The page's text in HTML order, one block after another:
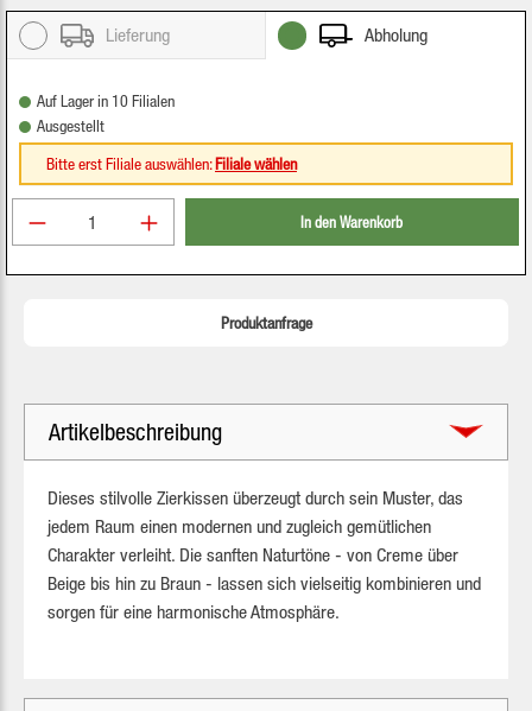
Lieferung Abholung
Auf Lager in 10 Filialen
Ausgestellt
Bitte erst Filiale auswählen:Filiale wählen
Produkt Anzahl: Gib den gewünschten Wert ein
In den Warenkorb
Produktanfrage
Artikelbeschreibung
Dieses stilvolle Zierkissen überzeugt durch sein Muster, das
jedem Raum einen modernen und zugleich gemütlichen
Charakter verleiht. Die sanften Naturtöne - von Creme über
Beige bis hin zu Braun - lassen sich vielseitig kombinieren und
sorgen für eine harmonische Atmosphäre.